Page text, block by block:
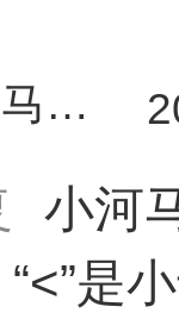
小河马逆天改命
小河
是